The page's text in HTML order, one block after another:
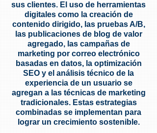
sus clientes. El uso de herramientas
digitales como la creación de
contenido dirigido, las pruebas A/B,
las publicaciones de blog de valor
agregado, las campañas de
marketing por correo electrónico
basadas en datos, la optimización
SEO y el análisis técnico de la
experiencia de un usuario se
agregan a las técnicas de marketing
tradicionales. Estas estrategias
combinadas se implementan para
lograr un crecimiento sostenible.